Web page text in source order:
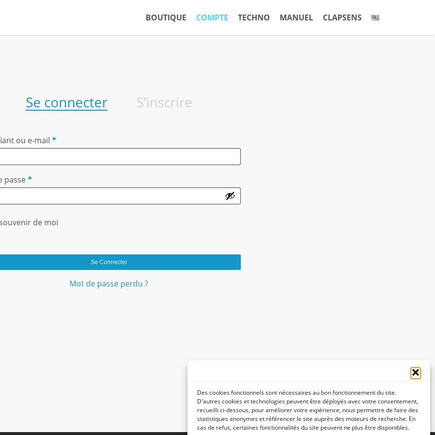
Des cookies fonctionnels sont nécessaires au bon fonctionnement du site.
D'autres cookies et technologies peuvent être déployés avec votre consentement,
recueilli ci-dessous, pour améliorer votre expérience, nous permettre de faire des
statistiques anonymes et référencer le site auprès des moteurs de recherche. En
cas de refus, certaines fonctionnalités du site peuvent ne plus être disponibles.
BOUTIQUE COMPTE TECHNO MANUEL CLAPSENS
Se connecter S’inscrire
ou e-mail *Obligatoire
passe*Obligatoire
de moi
Se Connecter
Mot de passe perdu ?